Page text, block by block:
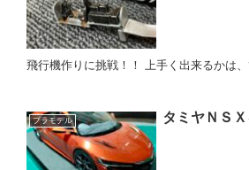
飛行機作りに挑戦！！ 上手く出来るかは、
プラモデル タミヤＮＳ